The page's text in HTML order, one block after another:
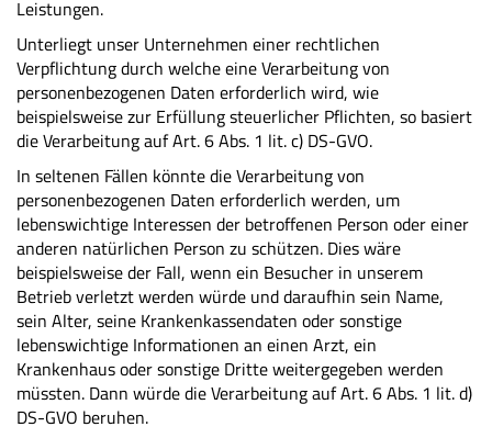
Leistungen.
Unterliegt unser Unternehmen einer rechtlichen
Verpflichtung durch welche eine Verarbeitung von
personenbezogenen Daten erforderlich wird, wie
beispielsweise zur Erfüllung steuerlicher Pflichten, so basiert
die Verarbeitung auf Art. 6 Abs. 1 lit. c) DS-GVO.
In seltenen Fällen könnte die Verarbeitung von
personenbezogenen Daten erforderlich werden, um
lebenswichtige Interessen der betroffenen Person oder einer
anderen natürlichen Person zu schützen. Dies wäre
beispielsweise der Fall, wenn ein Besucher in unserem
Betrieb verletzt werden würde und daraufhin sein Name,
sein Alter, seine Krankenkassendaten oder sonstige
lebenswichtige Informationen an einen Arzt, ein
Krankenhaus oder sonstige Dritte weitergegeben werden
müssten. Dann würde die Verarbeitung auf Art. 6 Abs. 1 lit. d)
DS-GVO beruhen.